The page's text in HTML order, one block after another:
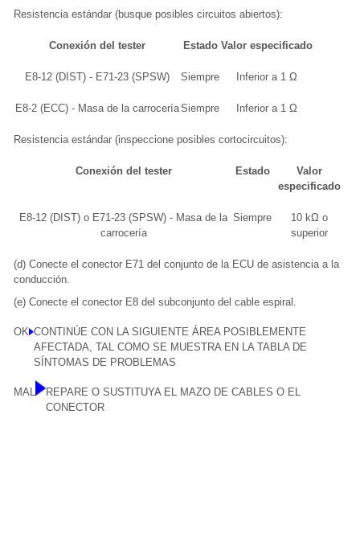
Resistencia estándar (busque posibles circuitos abiertos):
Conexión del tester Estado Valor especificado
E8-12 (DIST) - E71-23 (SPSW) Siempre Inferior a 1 Ω
E8-2 (ECC) - Masa de la carroceríaSiempre Inferior a 1 Ω
Resistencia estándar (inspeccione posibles cortocircuitos):
Conexión del tester Estado
Valor
especificado
E8-12 (DIST) o E71-23 (SPSW) - Masa de la
carrocería
Siempre
10 kΩ o
superior
(d) Conecte el conector E71 del conjunto de la ECU de asistencia a la
conducción.
(e) Conecte el conector E8 del subconjunto del cable espiral.
OK CONTINÚE CON LA SIGUIENTE ÁREA POSIBLEMENTE
AFECTADA, TAL COMO SE MUESTRA EN LA TABLA DE
SÍNTOMAS DE PROBLEMAS
MAL
REPARE O SUSTITUYA EL MAZO DE CABLES O EL
CONECTOR